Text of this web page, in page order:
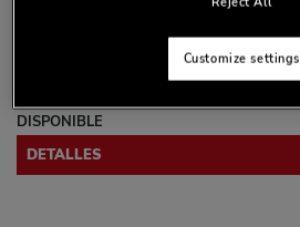
DISPONIBLE
DETALLES
Customize settings